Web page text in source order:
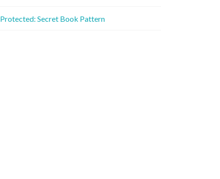
Protected: Secret Book Pattern